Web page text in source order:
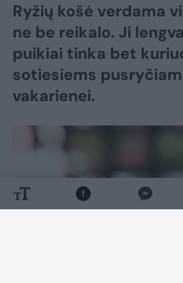
Ryžių košė verdama
ne be reikalo. Ji
puikiai tinka bet
sotiesiems
vakarienei.